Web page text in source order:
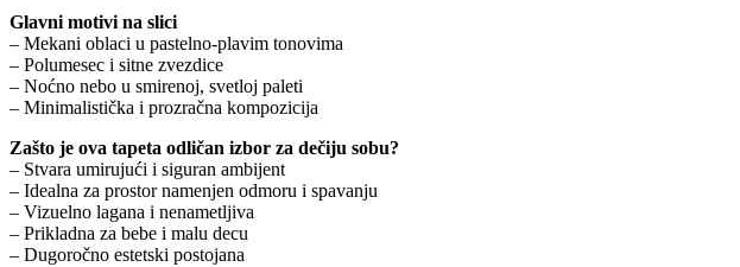
Glavni motivi na slici
– Mekani oblaci u pastelno-plavim tonovima
– Polumesec i sitne zvezdice
– Noćno nebo u smirenoj, svetloj paleti
– Minimalistička i prozračna kompozicija
Zašto je ova tapeta odličan izbor za dečiju sobu?
– Stvara umirujući i siguran ambijent
– Idealna za prostor namenjen odmoru i spavanju
– Vizuelno lagana i nenametljiva
– Prikladna za bebe i malu decu
– Dugoročno estetski postojana